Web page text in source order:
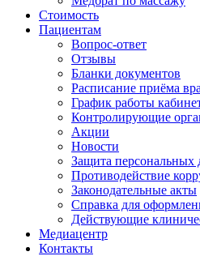
Стоимость
Пациентам
Вопрос-ответ
Отзывы
Бланки документов
Расписание приёма
График работы
Контролирующие
Акции
Новости
Защита персональных
Противодействие
Законодательные акты
Справка для
Действующие
Медиацентр
Контакты